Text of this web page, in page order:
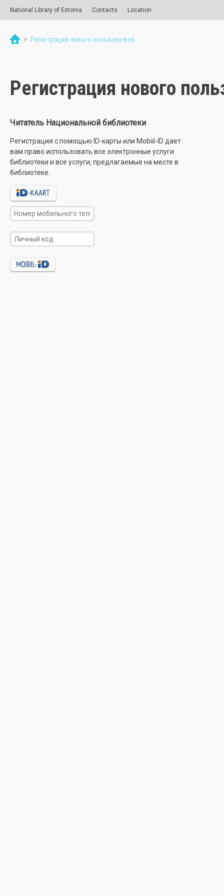
National Library of Estonia Contacts Location
> Регистрация нового пользователя
Регистрация нового
Читатель Национальной библиотеки
Регистрация с помощью ID-карты или Mobiil-ID дает
вам право использовать все электронные услуги
библиотеки и все услуги, предлагаемые на месте в
библиотеке.